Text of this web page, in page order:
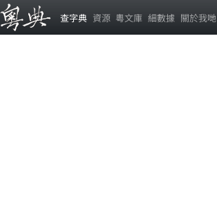
查字典 資源 粵文庫 細數據 關於我哋